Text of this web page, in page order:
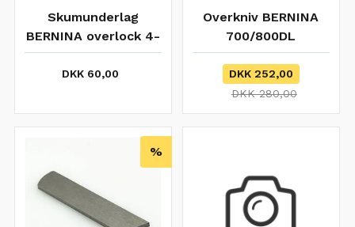
Skumunderlag
BERNINA overlock 4-
tråde
DKK 60,00
Overkniv BERNINA
700/800DL
1100D/DA/MTC ORIG.
DKK 252,00
DKK 280,00
%